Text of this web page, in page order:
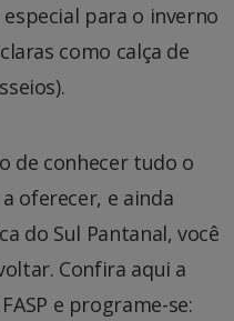
para o inverno
como calça de
de conhecer tudo o
oferecer, e ainda
do Sul Pantanal, você
Confira aqui a
e programe-se: